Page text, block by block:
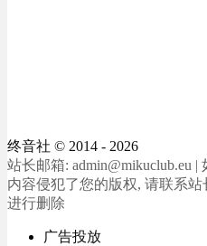
终音社 © 2014 - 2026
站长邮箱: admin@mikuclub.eu
内容侵犯了您的版权, 请联系
进行删除
广告投放